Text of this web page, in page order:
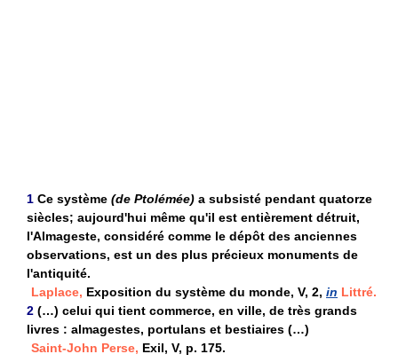
1 Ce système (de Ptolémée) a subsisté pendant quatorze
siècles; aujourd'hui même qu'il est entièrement détruit,
l'Almageste, considéré comme le dépôt des anciennes
observations, est un des plus précieux monuments de
l'antiquité.
Laplace, Exposition du système du monde, V, 2, in Littré.
2 (…) celui qui tient commerce, en ville, de très grands
livres : almagestes, portulans et bestiaires (…)
Saint-John Perse, Exil, V, p. 175.